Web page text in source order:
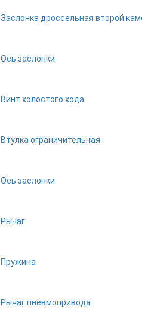
Заслонка дроссельная второй
Ось заслонки
Винт холостого хода
Втулка ограничительная
Ось заслонки
Рычаг
Пружина
Рычаг пневмопривода